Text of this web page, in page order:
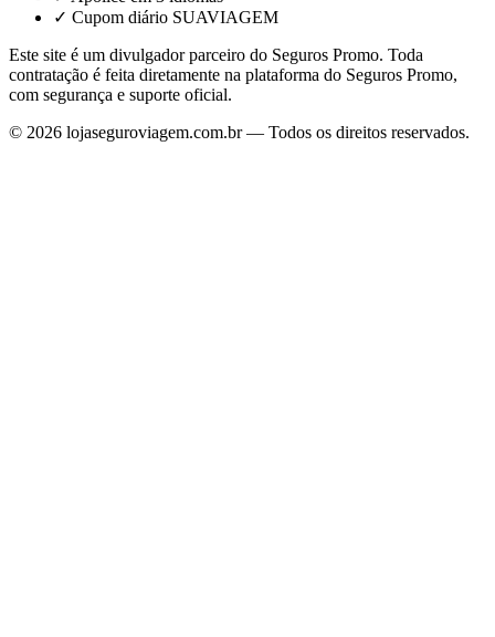
✓ Cupom diário SUAVIAGEM
Este site é um divulgador parceiro do Seguros Promo. Toda
contratação é feita diretamente na plataforma do Seguros Promo,
com segurança e suporte oficial.
© 2026 lojaseguroviagem.com.br — Todos os direitos reservados.